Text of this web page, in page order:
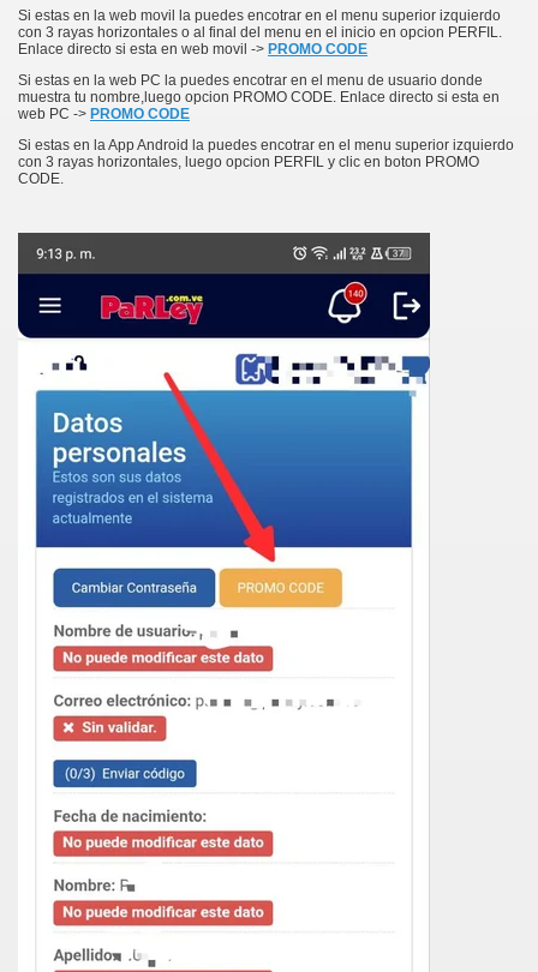
Si estas en la web movil la puedes encotrar en el menu superior izquierdo
con 3 rayas horizontales o al final del menu en el inicio en opcion PERFIL.
Enlace directo si esta en web movil -> PROMO CODE
Si estas en la web PC la puedes encotrar en el menu de usuario donde
muestra tu nombre,luego opcion PROMO CODE. Enlace directo si esta en
web PC -> PROMO CODE
Si estas en la App Android la puedes encotrar en el menu superior izquierdo
con 3 rayas horizontales, luego opcion PERFIL y clic en boton PROMO
CODE.